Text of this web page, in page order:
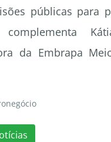
públicas para
complementa
da Embrapa